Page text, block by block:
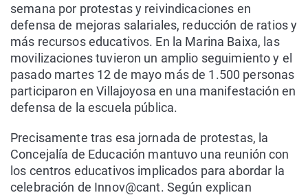
semana por protestas y reivindicaciones en
defensa de mejoras salariales, reducción de ratios y
más recursos educativos. En la Marina Baixa, las
movilizaciones tuvieron un amplio seguimiento y el
pasado martes 12 de mayo más de 1.500 personas
participaron en Villajoyosa en una manifestación en
defensa de la escuela pública.
Precisamente tras esa jornada de protestas, la
Concejalía de Educación mantuvo una reunión con
los centros educativos implicados para abordar la
celebración de Innov@cant. Según explican